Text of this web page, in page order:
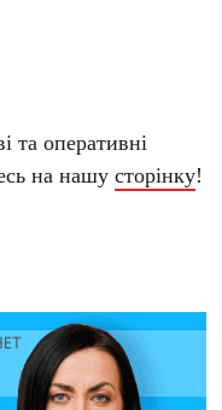
та оперативні
на нашусторінку!